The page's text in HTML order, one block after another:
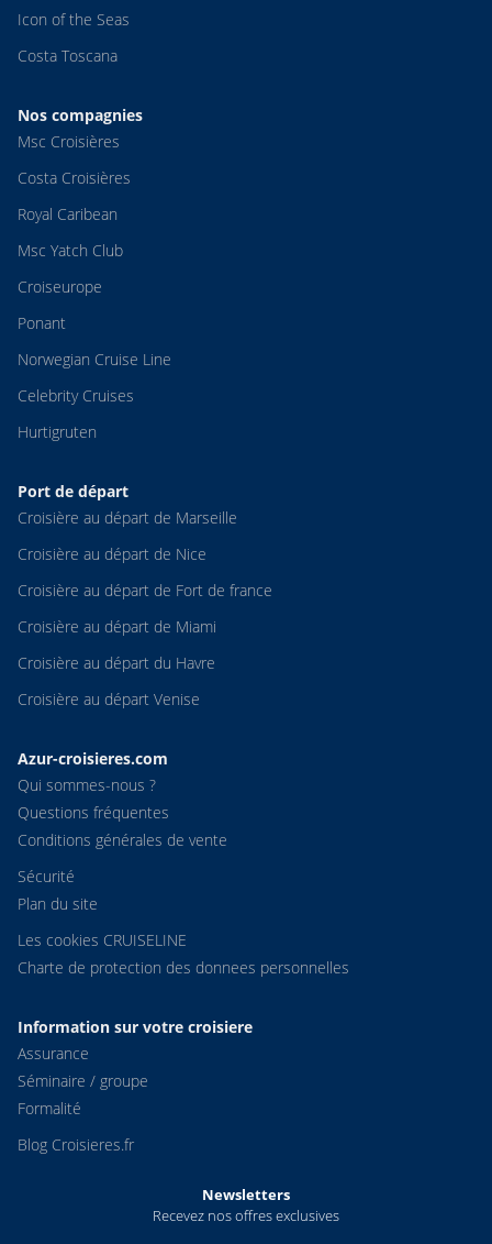
Icon of the Seas
Costa Toscana
Nos compagnies
Msc Croisières
Costa Croisières
Royal Caribean
Msc Yatch Club
Croiseurope
Ponant
Norwegian Cruise Line
Celebrity Cruises
Hurtigruten
Port de départ
Croisière au départ de Marseille
Croisière au départ de Nice
Croisière au départ de Fort de france
Croisière au départ de Miami
Croisière au départ du Havre
Croisière au départ Venise
Azur-croisieres.com
Qui sommes-nous ?
Questions fréquentes
Conditions générales de vente
Sécurité
Plan du site
Les cookies CRUISELINE
Charte de protection des donnees personnelles
Information sur votre croisiere
Assurance
Séminaire / groupe
Formalité
Blog Croisieres.fr
Newsletters
Recevez nos offres exclusives